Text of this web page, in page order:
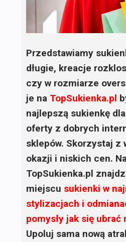
Przedstawiamy
długie, kreacje
czy w rozmiarze
je na TopSukienka.pl
najlepszą sukienkę
oferty z dobrych
sklepów. Skorzystaj z
okazji i niskich cen.
TopSukienka.pl
miejscu sukienki w
stylizacjach i
pomysły jak się ubrać
Upoluj sama nową